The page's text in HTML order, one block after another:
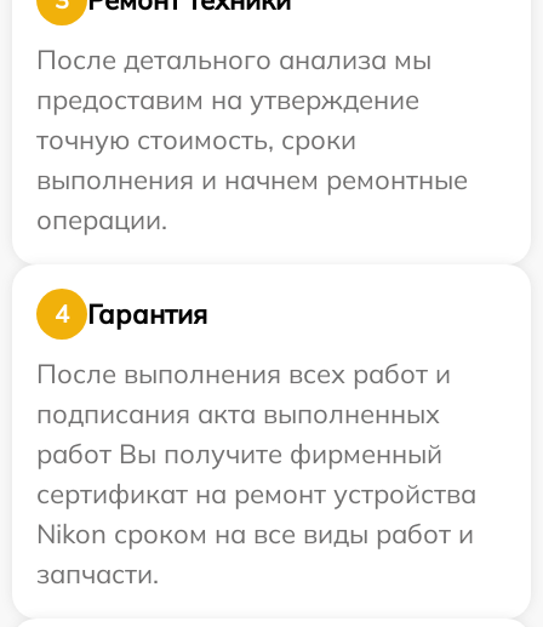
После детального анализа мы
предоставим на утверждение
точную стоимость, сроки
выполнения и начнем ремонтные
операции.
4
Гарантия
После выполнения всех работ и
подписания акта выполненных
работ Вы получите фирменный
сертификат на ремонт устройства
Nikon сроком на все виды работ и
запчасти.